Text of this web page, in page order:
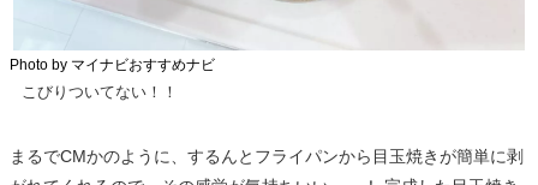
Photo by マイナビおすすめナビ
こびりついてない！！
まるでCMかのように、するんとフライパンから目玉焼きが簡単に剥